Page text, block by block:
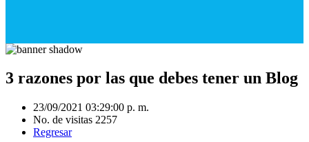
3 razones por las que debes tener un Blog
23/09/2021 03:29:00 p. m.
No. de visitas 2257
Regresar